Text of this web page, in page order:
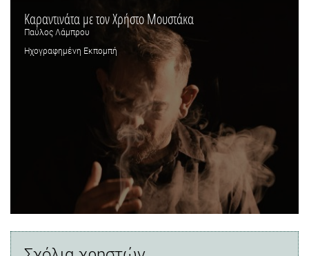
Καραντινάτα με τον Χρήστο Μουστάκα
Παύλος Λάμπρου
Ηχογραφημένη Εκπομπή